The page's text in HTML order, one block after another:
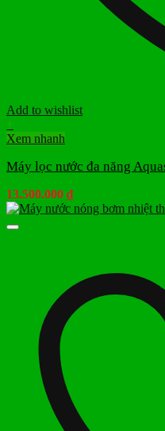
Add to wishlist
+
Xem nhanh
Máy lọc nước đa năng
13.500.000 ₫